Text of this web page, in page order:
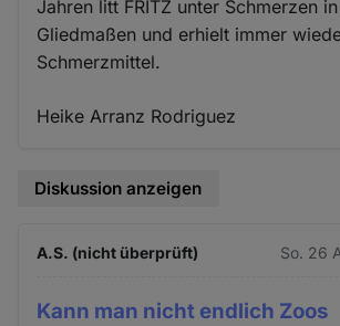
Jahren litt FRITZ unter Schmerzen
Gliedmaßen und erhielt immer
Schmerzmittel.
Heike Arranz Rodriguez
Diskussion anzeigen
A.S. (nicht überprüft) So. 26
Kann man nicht endlich Zoos